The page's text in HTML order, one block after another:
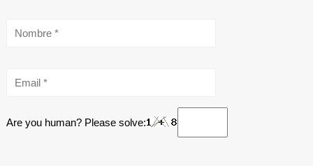
Are you human? Please solve: